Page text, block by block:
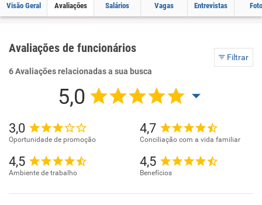
Visão Geral Avaliações Salários Vagas Entrevistas
Avaliações de funcionários
Filtrar
6 Avaliações relacionadas a sua busca
5,0
3,0
Oportunidade de promoção
4,7
Conciliação com a vida familiar
4,5
Ambiente de trabalho
4,5
Benefícios